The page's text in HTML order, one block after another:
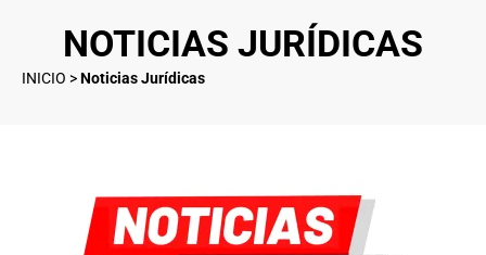
NOTICIAS JURÍDICAS
INICIO >Noticias Jurídicas